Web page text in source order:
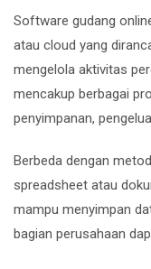
Software gudang
atau cloud yang
mengelola aktivitas
mencakup berbagai
penyimpanan,
Berbeda dengan
spreadsheet atau
mampu menyimpan
bagian perusahaan